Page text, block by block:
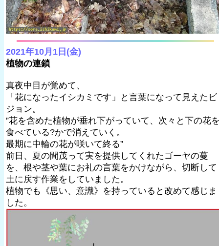
2021年10月1日(金)
植物の連鎖
真夜中目が覚めて、
「花になったイシカミです」と言葉になって見えたビ
ジョン。
”花を含めた植物が垂れ下がっていて、次々と下の花
食べている?かで消えていく。
最期に中輪の花が咲いて終る”
前日、夏の間茂って実を提供してくれたゴーヤの蔓
を、根や茎や葉にお礼の言葉をかけながら、切断して
土に戻す作業をしていました。
植物でも《思い、意識》を持っていると改めて感じま
した。